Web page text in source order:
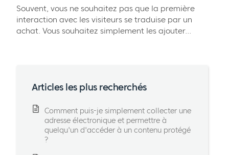
Souvent, vous ne souhaitez pas que la première
interaction avec les visiteurs se traduise par un
achat. Vous souhaitez simplement les ajouter...
Articles les plus recherchés
Comment puis-je simplement collecter une
adresse électronique et permettre à
quelqu'un d'accéder à un contenu protégé
?